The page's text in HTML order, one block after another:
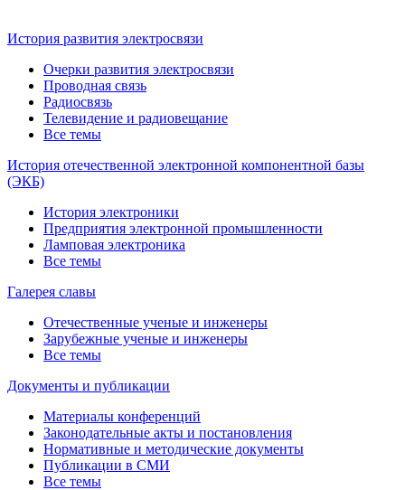
История развития электросвязи
Очерки развития электросвязи
Проводная связь
Радиосвязь
Телевидение и радиовещание
Все темы
История отечественной электронной компонентной базы
(ЭКБ)
История электроники
Предприятия электронной промышленности
Ламповая электроника
Все темы
Галерея славы
Отечественные ученые и инженеры
Зарубежные ученые и инженеры
Все темы
Документы и публикации
Материалы конференций
Законодательные акты и постановления
Нормативные и методические документы
Публикации в СМИ
Все темы